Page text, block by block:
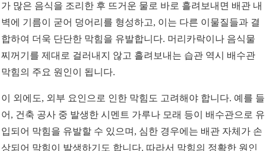
가 많은 음식을 조리한 후 뜨거운 물로 바로 흘려보내면 배관 내
벽에 기름이 굳어 덩어리를 형성하고, 이는 다른 이물질들과 결
합하여 더욱 단단한 막힘을 유발합니다. 머리카락이나 음식물
찌꺼기를 제대로 걸러내지 않고 흘려보내는 습관 역시 배수관
막힘의 주요 원인이 됩니다.
이 외에도, 외부 요인으로 인한 막힘도 고려해야 합니다. 예를 들
어, 건축 공사 중 발생한 시멘트 가루나 모래 등이 배수관으로 유
입되어 막힘을 유발할 수 있으며, 심한 경우에는 배관 자체가 손
상되어 막힘이 발생하기도 합니다. 따라서 막힘의 정확한 원인